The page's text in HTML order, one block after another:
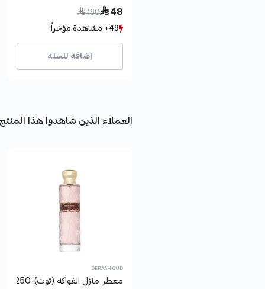
 48
Price reduced from
 160
to
49+ مشاهدة مؤخراً
22+ بيع مؤخراً
49+ مشاهدة مؤخراً
22+ بيع مؤخراً
إضافة للسلة
العملاء الذين شاهدوا هذا
DERAAH OUD
معطر منزل الفواكه (توت)-250 مل